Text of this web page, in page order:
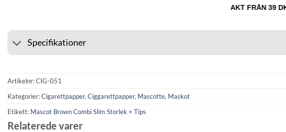
🚚 FRAKT FRÅN 39 DKK
Specifikationer
Artikelnr:CIG-051
Kategorier:Cigarettpapper, Ciggarettpapper, Mascotte, Maskot
Etikett: Mascot Brown Combi Slim Storlek + Tips
Relaterede varer